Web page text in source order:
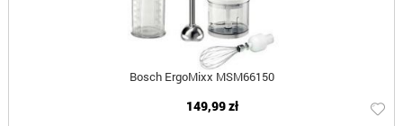
Bosch ErgoMixx MSM66150
149,99 zł